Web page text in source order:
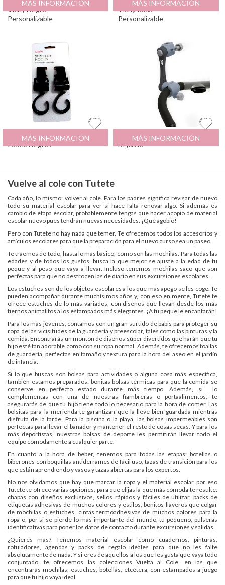
Vichy Negro
Personalizable
MÁS INFORMACIÓN
Vichy Rosa
Personalizable
MÁS INFORMACIÓN
2 Ganchos para Silla de
Paseo Negros
5.95
MÁS INFORMACIÓN
Adaptador Paragua
Dry&Go
46.99
MÁS INFORMACIÓN
Vuelve al cole con Tutete
Cada año, lo mismo: volver al cole. Para los padres significa revisar de nuevo
todo su material escolar para ver si hace falta renovar algo. Si además es
cambio de etapa escolar, probablemente tengas que hacer acopio de material
escolar nuevo pues tendrán nuevas necesidades. ¡Qué agobio!
Pero con Tutete no hay nada que temer. Te ofrecemos todos los accesorios y
artículos escolares para que la preparación para el nuevo curso sea un paseo.
Te traemos de todo, hasta lo más básico, como son las mochilas. Para todas las
edades y de todos los gustos, busca la que mejor se ajuste a la edad de tu
peque y al peso que vaya a llevar. Incluso tenemos mochilas saco que son
perfectas para que no destrocen las de diario en sus excursiones escolares.
Los estuches son de los objetos escolares a los que más apego se les coge. Te
pueden acompañar durante muchísimos años y, con eso en mente, Tutete te
ofrece estuches de lo más variados, con diseños que llevan desde los más
tiernos animalitos a los estampados más elegantes. ¡A tu peque le encantarán!
Para los más jóvenes, contamos con un gran surtido de babis para proteger su
ropa de las vicisitudes de la guardería y preescolar, tales como las pinturas y la
comida. Encontrarás un montón de diseños súper divertidos que harán que tu
hijo esté tan adorable como con su ropa normal. Además, te ofrecemos toallas
de guardería, perfectas en tamaño y textura para la hora del aseo en el jardín
de infancia.
Si lo que buscas son bolsas para actividades o alguna cosa más específica,
también estamos preparados: bonitas bolsas térmicas para que la comida se
conserve en perfecto estado durante más tiempo. Además, si lo
complementas con una de nuestras fiambreras o portaalimentos, te
asegurarás de que tu hijo tiene todo lo necesario para la hora de comer. Las
bolsitas para la merienda te garantizan que la lleve bien guardada mientras
disfruta de la tarde. Para la piscina o la playa, las bolsas impermeables son
perfectas para llevar el bañador y mantener el resto de cosas secas. Y para los
más deportistas, nuestras bolsas de deporte les permitirán llevar todo el
equipo cómodamente a cualquier parte.
En cuanto a la hora de beber, tenemos para todas las etapas: botellas o
biberones con boquillas antiderrames de fácil uso, tazas de transición para los
que están aprendiendo y vasos y tazas abiertas para los expertos.
No nos olvidamos que hay que marcar la ropa y el material escolar, por eso
Tutete te ofrece varias opciones, para que elijas la que más cómoda te resulte:
chapas con diseños exclusivos, sellos rápidos y fáciles de utilizar, packs de
etiquetas adhesivas de muchos colores y estilos, bonitos llaveros que colgar
de mochilas o estuches, cintas termoadhesivas de muchos colores para la
ropa o, por si se pierde lo más importante del mundo, tu pequeño, pulseras
identificativas para poner los datos de contacto durante excursiones y salidas.
¿Quieres más? Tenemos material escolar como cuadernos, pinturas,
rotuladores, agendas y packs de regalo ideales para que no les falte
absolutamente de nada. Y si eres de aquellos a los que les gusta que vaya todo
conjuntado, te ofrecemos las colecciones Vuelta al Cole, en las que
encontrarás mochilas, estuches, botellas, etcétera, con estampados a juego
para que tu hijo vaya ideal.